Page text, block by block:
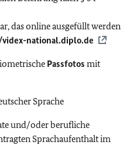
das online ausgefüllt werden
national.diplo.de
Passfotos mit
Sprache
und/oder berufliche
Sprachaufenthalt im